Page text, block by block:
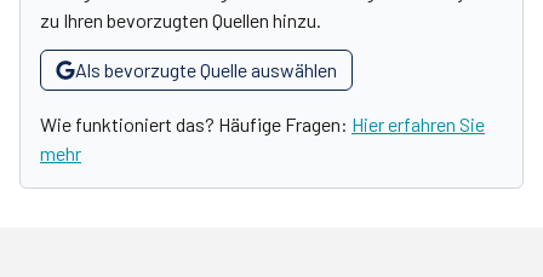
zu Ihren bevorzugten Quellen hinzu.
Als bevorzugte Quelle auswählen
Wie funktioniert das? Häufige Fragen: Hier erfahren Sie
mehr